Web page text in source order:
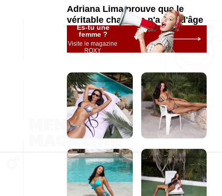
Adriana Lima prouve que le
véritable charisme n'a pas d'âge
Es-tu une
femme ?
Visite le magazine
ROXY